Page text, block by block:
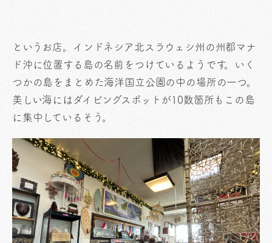
というお店。インドネシア北スラウェシ州の州都マナ
ド沖に位置する島の名前をつけているようです。いく
つかの島をまとめた海洋国立公園の中の場所の一つ。
美しい海にはダイビングスポットが10数箇所もこの島
に集中しているそう。